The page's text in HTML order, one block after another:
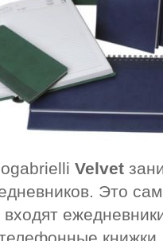
Velvet
Это
входят
книжки.